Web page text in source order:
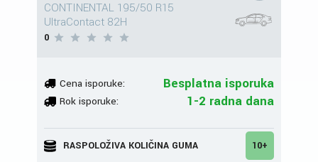
CONTINENTAL 195/50 R15
UltraContact 82H
0
Cena isporuke: Besplatna isporuka
Rok isporuke: 1-2 radna dana
RASPOLOŽIVA KOLIČINA GUMA 10+